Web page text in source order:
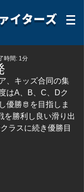
イターズ
時間: 1分
、キッズ合同の集
はA、B、C、Dク
優勝🫅を目指しま
を勝利し良い滑り出
ラスに続き優勝目